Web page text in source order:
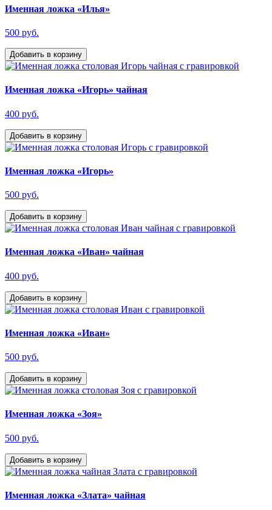
Именная ложка «Илья»
500 руб.
Добавить в корзину
Именная ложка «Игорь» чайная
400 руб.
Добавить в корзину
Именная ложка «Игорь»
500 руб.
Добавить в корзину
Именная ложка «Иван» чайная
400 руб.
Добавить в корзину
Именная ложка «Иван»
500 руб.
Добавить в корзину
Именная ложка «Зоя»
500 руб.
Добавить в корзину
Именная ложка «Злата» чайная